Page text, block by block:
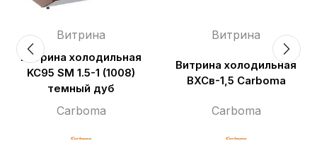
Витрина
Витрина холодильная
KC95 SM 1.5-1 (1008)
темный дуб
Carboma
Витрина
Витрина холодильная
ВХСв-1,5 Carboma
Carboma